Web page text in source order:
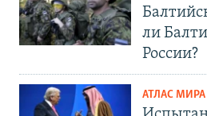
ли
России?
АТЛАС МИРА